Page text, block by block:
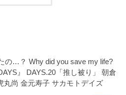
の…？ Why did you save my life?
』 DAYS.20「推し被り」 朝倉
丸尚 金元寿子 サカモトデイズ